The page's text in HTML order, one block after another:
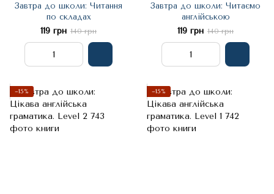
Завтра до школи: Читання
по складах
119 грн 140 грн
Завтра до школи: Читаємо
англійською
119 грн 140 грн
−15% −15%